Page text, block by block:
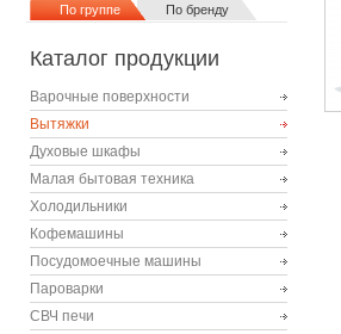
По группе По бренду
Каталог продукции
Варочные поверхности
Вытяжки
Духовые шкафы
Малая бытовая техника
Холодильники
Кофемашины
Посудомоечные машины
Пароварки
СВЧ печи